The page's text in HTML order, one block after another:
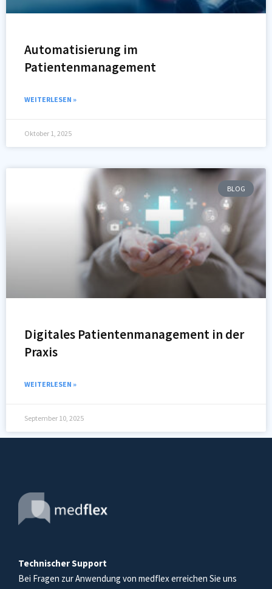
Automatisierung im
Patientenmanagement
WEITERLESEN »
Oktober 1, 2025
BLOG
Digitales Patientenmanagement in der
Praxis
WEITERLESEN »
September 10, 2025
Technischer Support
Bei Fragen zur Anwendung von medflex erreichen Sie uns